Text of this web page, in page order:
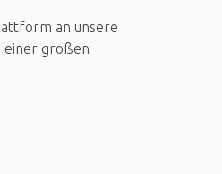
an unsere
einer großen